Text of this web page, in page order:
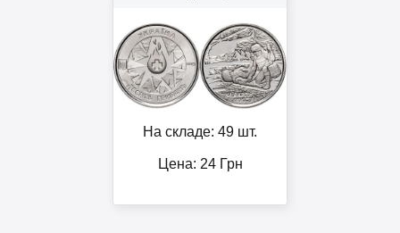
На складе: 49 шт.
Цена: 24Грн